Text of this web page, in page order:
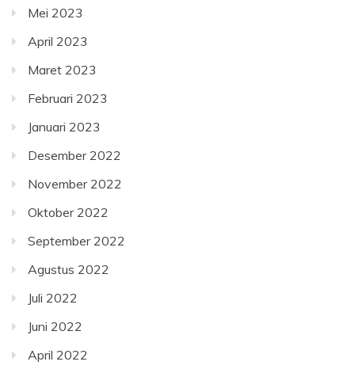
Mei 2023
April 2023
Maret 2023
Februari 2023
Januari 2023
Desember 2022
November 2022
Oktober 2022
September 2022
Agustus 2022
Juli 2022
Juni 2022
April 2022